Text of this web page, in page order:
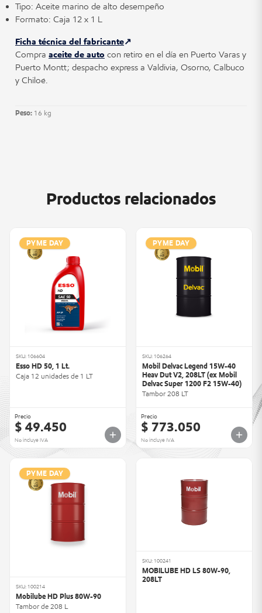
Tipo: Aceite marino de alto desempeño
Formato: Caja 12 x 1 L
Ficha técnica del fabricante
Compra aceite de auto con retiro en el día en Puerto Varas y
Puerto Montt; despacho express a Valdivia, Osorno, Calbuco
y Chiloé.
Peso: 16 kg
Productos relacionados
PYME DAY
SKU: 106604
Esso HD 50, 1 Lt.
Caja 12 unidades de 1 LT
Precio
$ 49.450
No incluye IVA
PYME DAY
SKU: 106264
Mobil Delvac Legend 15W-40
Heav Dut V2, 208LT (ex Mobil
Delvac Super 1200 F2 15W-40)
Tambor 208 LT
Precio
$ 773.050
No incluye IVA
PYME DAY
SKU: 100214
Mobilube HD Plus 80W-90
Tambor de 208 L
SKU: 100241
MOBILUBE HD LS 80W-90,
208LT